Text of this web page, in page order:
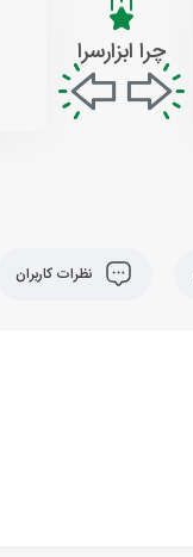
چرا ابزارسرا
نظرات کاربران